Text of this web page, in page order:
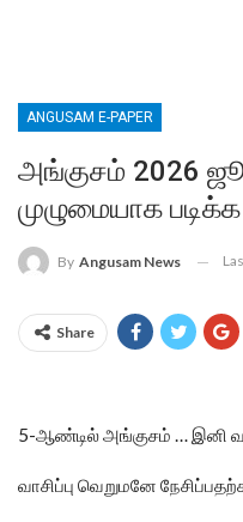
ANGUSAM E-PAPER
அங்குசம் 2026
முழுமையாக படிக்க
By Angusam News
Share
5-ஆண்டில்அங்குசம் …இனி
வாசிப்பு வெறுமனே